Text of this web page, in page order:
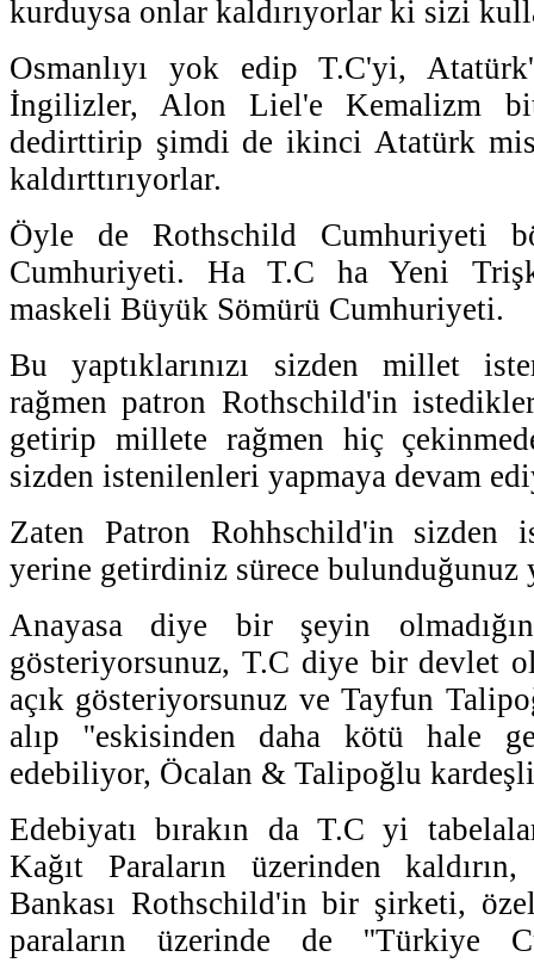
kurduysa onlar kaldırıyorlar ki sizi
Osmanlıyı yok edip T.C'yi,
İngilizler, Alon Liel'e Kemalizm
dedirttirip şimdi de ikinci Atatürk
kaldırttırıyorlar.
Öyle de Rothschild Cumhuriyeti
Cumhuriyeti. Ha T.C ha Yeni
maskeli Büyük Sömürü Cumhuriyeti.
Bu yaptıklarınızı sizden millet
rağmen patron Rothschild'in
getirip millete rağmen hiç
sizden istenilenleri yapmaya devam
Zaten Patron Rohhschild'in sizden
yerine getirdiniz sürece bulunduğunuz
Anayasa diye bir şeyin
gösteriyorsunuz, T.C diye bir devlet
açık gösteriyorsunuz ve Tayfun
alıp ''eskisinden daha kötü hale
edebiliyor, Öcalan & Talipoğlu
Edebiyatı bırakın da T.C yi
Kağıt Paraların üzerinden
Bankası Rothschild'in bir şirketi,
paraların üzerinde de ''Türkiye